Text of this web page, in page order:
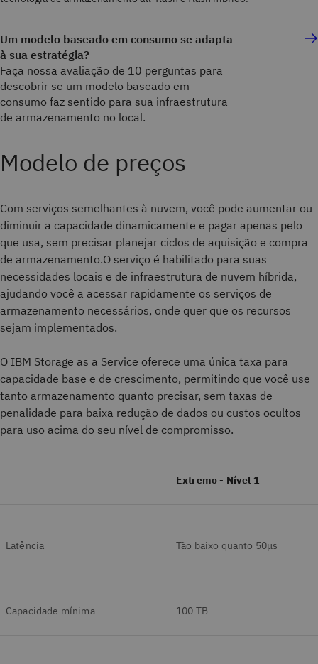
Um modelo baseado em consumo se adapta
à sua estratégia?
Faça nossa avaliação de 10 perguntas para
descobrir se um modelo baseado em
consumo faz sentido para sua infraestrutura
de armazenamento no local.
Modelo de preços
Com serviços semelhantes à nuvem, você pode aumentar ou
diminuir a capacidade dinamicamente e pagar apenas pelo
que usa, sem precisar planejar ciclos de aquisição e compra
de armazenamento.O serviço é habilitado para suas
necessidades locais e de infraestrutura de nuvem híbrida,
ajudando você a acessar rapidamente os serviços de
armazenamento necessários, onde quer que os recursos
sejam implementados.
O IBM Storage as a Service oferece uma única taxa para
capacidade base e de crescimento, permitindo que você use
tanto armazenamento quanto precisar, sem taxas de
penalidade para baixa redução de dados ou custos ocultos
para uso acima do seu nível de compromisso.
Extremo - Nível 1
Latência Tão baixo quanto 50μs
Capacidade mínima 100 TB